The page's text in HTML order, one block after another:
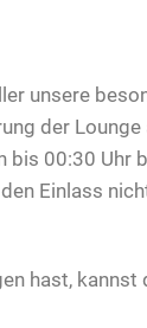
unsere
der
bis 00:30 Uhr
Einlass
hast,